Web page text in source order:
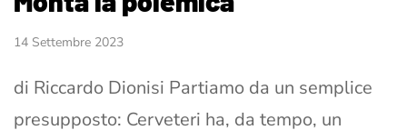
14 Settembre 2023
di Riccardo Dionisi Partiamo da un semplice
presupposto: Cerveteri ha, da tempo, un